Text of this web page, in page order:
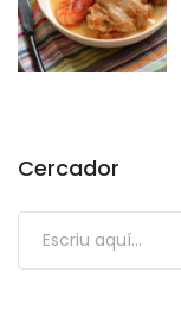
Cercador